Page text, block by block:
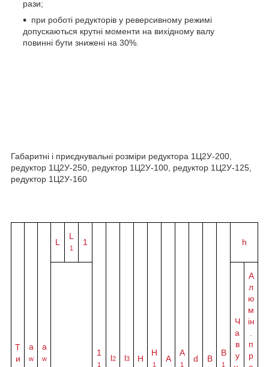
рази;
при роботі редукторів у реверсивному режимі
допускаються крутні моменти на вихідному валу
повинні бути знижені на 30%.
Габаритні і приєднувальні розміри редуктора 1Ц2У-200,
редуктор 1Ц2У-250, редуктор 1Ц2У-100, редуктор 1Ц2У-125,
редуктор 1Ц2У-160
Т
и
а
w
a
w
L
L
1
1
1
1
l2 l3 Н
H
1
A
A
1
d B
B
1
h
Ч
а
в
у
А
л
ю
м
ін
п
р